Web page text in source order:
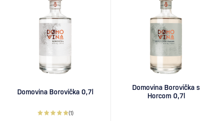
Domovina Borovička 0,7l
(1)
Domovina Borovička s
Horcom 0,7l